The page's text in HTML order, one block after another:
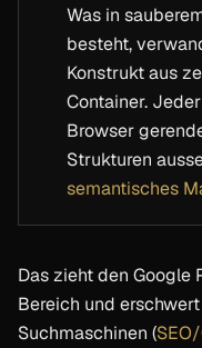
Was in
besteht,
Konstrukt aus
Container.
Browser
Strukturen
semantisches
Das zieht den Google
Bereich und
Suchmaschinen (